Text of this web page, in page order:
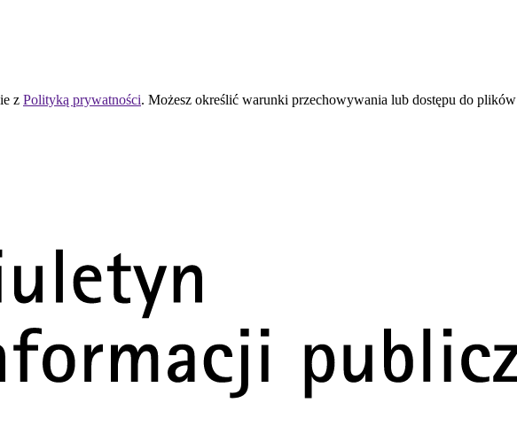
z Polityką prywatności. Możesz określić warunki przechowywania lub dostępu do plików